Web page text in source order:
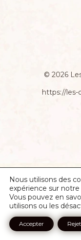
© 2026
https://les-
Nous utilisons des
expérience sur notre
Vous pouvez en
utilisons ou les
Accepter